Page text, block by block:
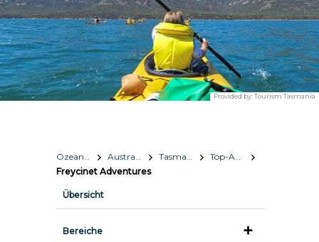
Provided by:Tourism Tasmania
Ozeanien Australien Tasmania
Top-Attraktionen
Freycinet Adventures
Übersicht
Bereiche